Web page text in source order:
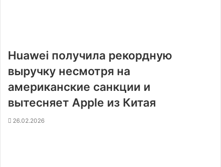
Huawei получила рекордную
выручку несмотря на
американские санкции и
вытесняет Apple из Китая
26.02.2026